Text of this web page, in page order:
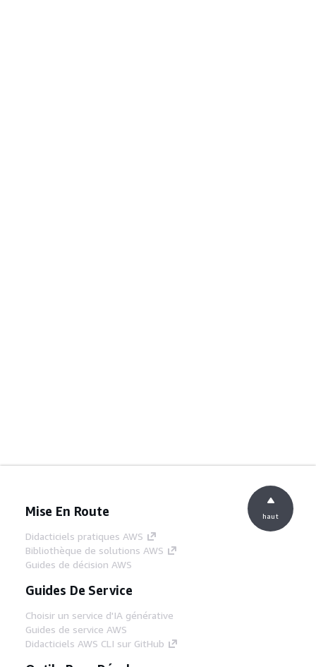
Mise En Route
Didacticiels pratiques AWS
Bibliothèque de solutions AWS
Guides de décision AWS
Guides De Service
Choisir un service d'IA générative
Guides de service AWS
Didacticiels AWS CLI sur GitHub
haut